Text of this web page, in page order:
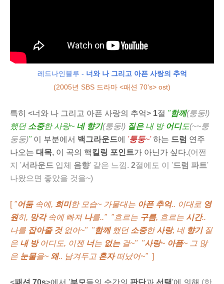
레드나인블루 - 너와 나 그리고 아픈 사랑의 추억
(2005년 SBS 드라마 <패션 70's> ost)
특히 <너와 나 그리고 아픈 사랑의 추억> 1절 "함께(퉁둥!)
했던 소중한 사랑~ 네 향기(퉁둥!) 짙은내 방 어디도(~~퉁
둥둥)"이 부분에서 백그라운드에 '퉁둥~'하는 드럼 연주
나오는 대목, 이 곡의 핵킬링 포인트가 아닌가 싶다.(어쩐
지 '서라운드 입체 음향' 같은 느낌. 2절에도 이 '드럼 파트'
나왔으면 좋았을 것을~)
[ "어둠속에, 희미한 모습~ 가물대는 아픈 추억.. 이대로 영
원히, 망각속에 빠져 나를.." "흐르는 구름, 흐르는 시간..
나를 잡아줄 것 없어~" "함께했던 소중한사랑, 네 향기짙
은 내 방어디도, 이젠 너는 없는걸~" "사랑~ 아픔~ 그 많
은 눈물을~ 왜.. 남겨두고 혼자떠났어~" ]
<패션 70s>에서 '부모들의 순간의 판단과 선택'에 의해 (한